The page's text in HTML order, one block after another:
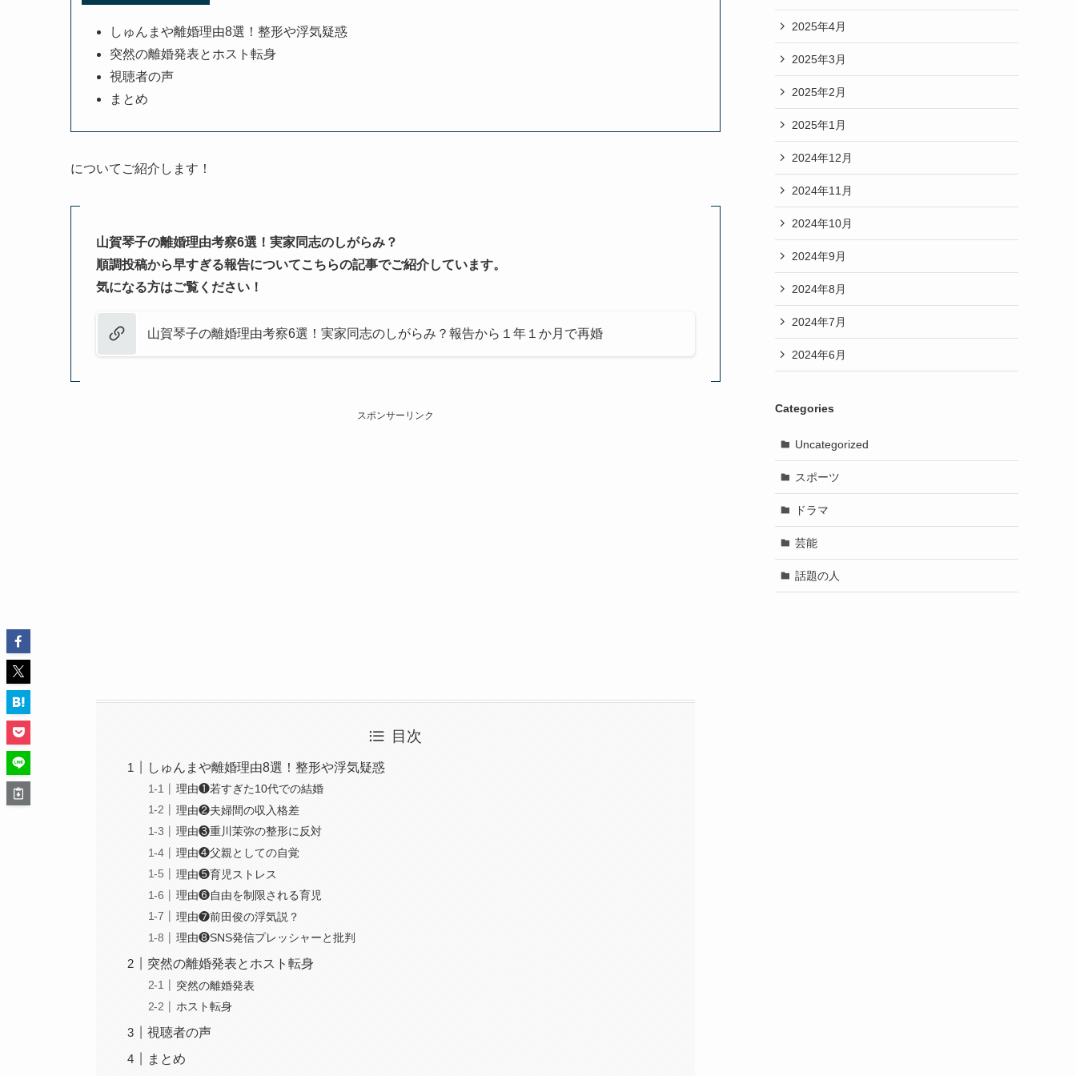
しゅんまや離婚理由8選！整形や浮気疑惑
突然の離婚発表とホスト転身
視聴者の声
まとめ
についてご紹介します！
山賀琴子の離婚理由考察6選！実家同志のしがらみ？
順調投稿から早すぎる報告についてこちらの記事でご紹介しています。
気になる方はご覧ください！
山賀琴子の離婚理由考察6選！実家同志のしがらみ？報告から１年１か月で再婚
スポンサーリンク
目次
しゅんまや離婚理由8選！整形や浮気疑惑
理由❶若すぎた10代での結婚
理由❷夫婦間の収入格差
理由❸重川茉弥の整形に反対
理由❹父親としての自覚
理由❺育児ストレス
理由❻自由を制限される育児
理由❼前田俊の浮気説？
理由❽SNS発信プレッシャーと批判
突然の離婚発表とホスト転身
突然の離婚発表
ホスト転身
視聴者の声
まとめ
2025年4月
2025年3月
2025年2月
2025年1月
2024年12月
2024年11月
2024年10月
2024年9月
2024年8月
2024年7月
2024年6月
Categories
Uncategorized
スポーツ
ドラマ
芸能
話題の人